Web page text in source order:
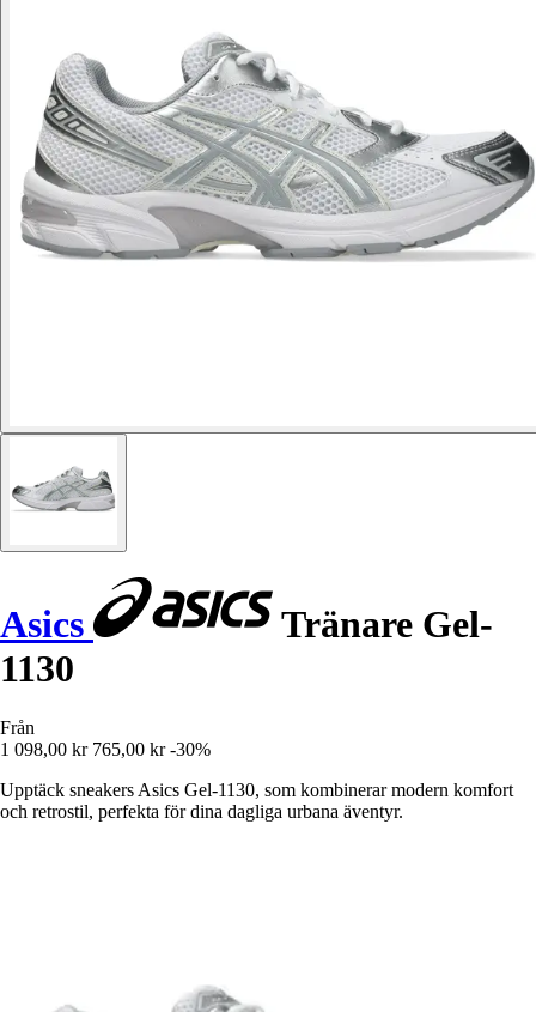
Asics
Tränare Gel-
1130
Från
1 098,00 kr 765,00 kr -30%
Upptäck sneakers Asics Gel-1130, som kombinerar modern komfort
och retrostil, perfekta för dina dagliga urbana äventyr.